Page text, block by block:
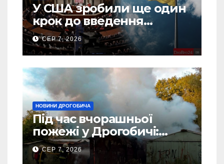
У США зробили ще один
крок до введення
“пекельних санкцій”
проти Росії
СЕР 7, 2026
НОВИНИ ДРОГОБИЧА
Під час вчорашньої
пожежі у Дрогобичі:
“врятовано” 4 гаражі
(Відео)
СЕР 7, 2026